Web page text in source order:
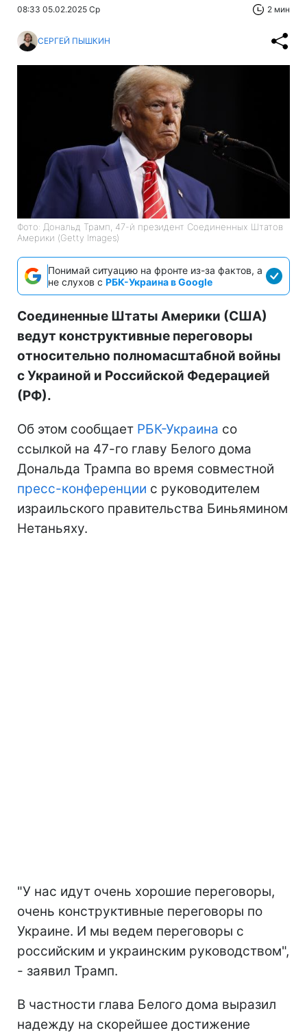
08:33 05.02.2025 Ср 2 мин
СЕРГЕЙ ПЫШКИН
Фото: Дональд Трамп, 47-й президент Соединенных Штатов
Америки (Getty Images)
Понимай ситуацию на фронте из-за фактов, а
не слухов с РБК-Украина в Google
Соединенные Штаты Америки (США)
ведут конструктивные переговоры
относительно полномасштабной войны
с Украиной и Российской Федерацией
(РФ).
Об этом сообщает РБК-Украина со
ссылкой на 47-го главу Белого дома
Дональда Трампа во время совместной
пресс-конференции с руководителем
израильского правительства Биньямином
Нетаньяху.
"У нас идут очень хорошие переговоры,
очень конструктивные переговоры по
Украине. И мы ведем переговоры с
российским и украинским руководством",
- заявил Трамп.
В частности глава Белого дома выразил
надежду на скорейшее достижение